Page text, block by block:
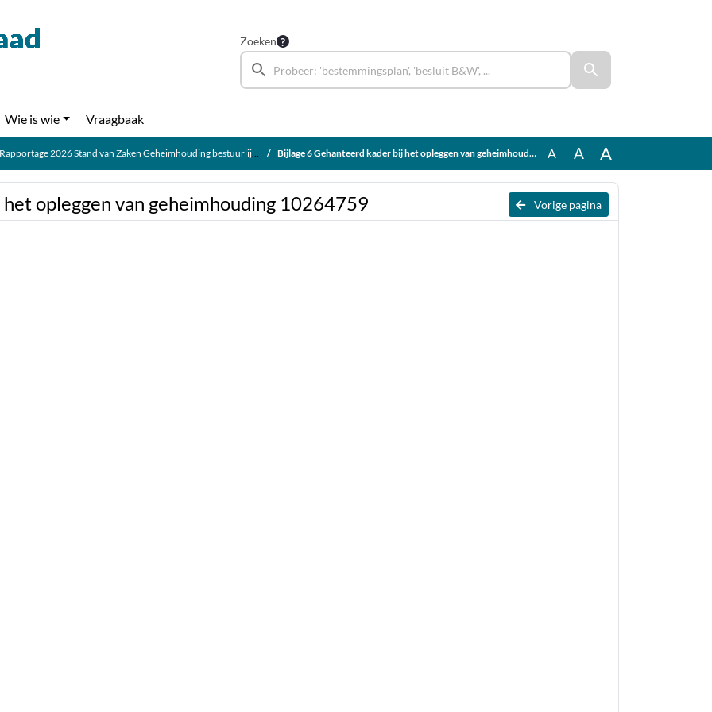
Zoeken
Wie is wie Vraagbaak
Rapportage 2026 Stand van Zaken Geheimhouding bestuurlijke behandelvoorstellen Bijlage 6 Gehanteerd kader bij het opleggen van geheimhouding 10264759 A A A
Vorige pagina
opleggen van geheimhouding 10264759